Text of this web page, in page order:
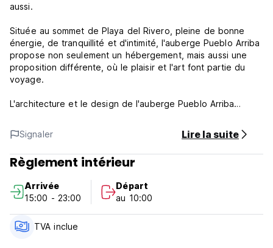
aussi.
Située au sommet de Playa del Rivero, pleine de bonne
énergie, de tranquillité et d'intimité, l'auberge Pueblo Arriba
propose non seulement un hébergement, mais aussi une
proposition différente, où le plaisir et l'art font partie du
voyage.
L'architecture et le design de l'auberge Pueblo Arriba
sentiers, ses pentes, ses coins et ses détails, tout comme
la naissance de Punta del Diablo.
Politique et conditions de l'auberge Pueblo Arriba :
Politique d'annulation : 3 jours avant l'arrivée. En cas
d'annulation tardive ou de No Show, la première nuit de
votre séjour vous sera facturée.
Signaler Lire la suite
Règlement intérieur
Arrivée
15:00 - 23:00
Départ
au 10:00
TVA inclue